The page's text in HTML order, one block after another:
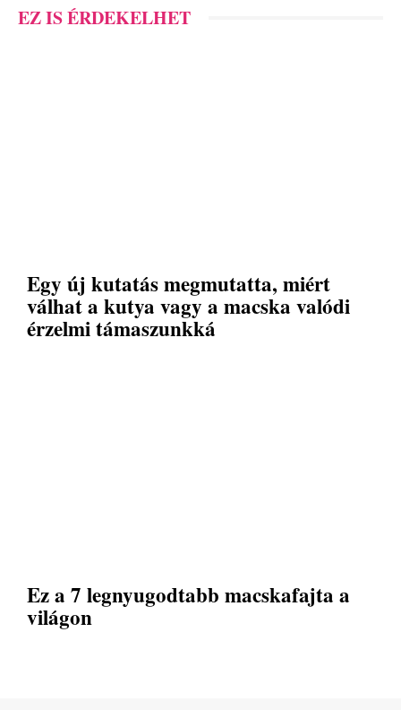
EZ IS ÉRDEKELHET
Egy új kutatás megmutatta, miért
válhat a kutya vagy a macska valódi
érzelmi támaszunkká
Ez a 7 legnyugodtabb macskafajta a
világon